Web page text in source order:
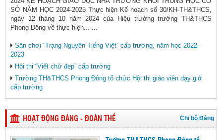
SỞ NĂM HỌC 2024-2025 Thực hiện Kế hoạch số 30/KH-TH&THCS,
ngày 12 tháng 10 năm 2024 của Hiệu trưởng trường TH&THCS
Phong Đông về thực hiện... ...
Sân chơi “Trạng Nguyên Tiếng Việt” cấp trường, năm học 2022-
2023
Hội thi “Viết chữ đẹp” cấp trường
Trường TH&THCS Phong Đông tổ chức Hội thi giáo viên dạy giỏi
cấp trường
HOẠT ĐỘNG ĐẢNG - ĐOÀN THỂ Chi bộ Đảng